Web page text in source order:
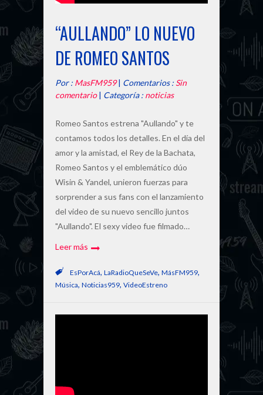
“AULLANDO” LO NUEVO
DE ROMEO SANTOS
Por : MasFM959| Comentarios : Sin
comentario| Categoría : noticias
Romeo Santos estrena "Aullando" y te
contamos todos los detalles. En el día del
amor y la amistad, el Rey de la Bachata,
Romeo Santos y el emblemático dúo
Wisin & Yandel, unieron fuerzas para
sorprender a sus fans con el lanzamiento
del video de su nuevo sencillo juntos
"Aullando". El sexy video fue filmado…
Leer más
EsPorAcá, LaRadioQueSeVe, MásFM959,
Música, Noticias959, VideoEstreno